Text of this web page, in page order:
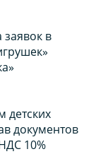
в
детских
документов
10%